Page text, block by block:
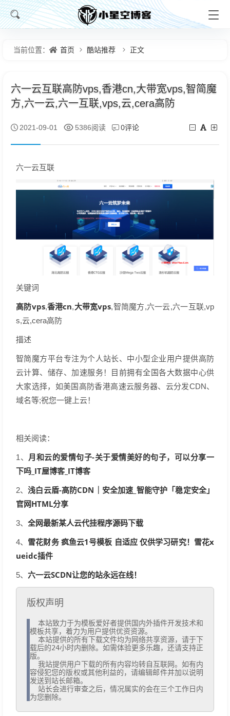
当前位置： 首页 酷站推荐 正文
六一云互联高防vps,香港cn,大带宽vps,智简魔
方,六一云,六一互联,vps,云,cera高防
2021-09-01 5386阅读 0评论
六一云互联
关键词
高防vps,香港cn,大带宽vps,智简魔方,六一云,六一互联,vp
s,云,cera高防
描述
智简魔方平台专注为个人站长、中小型企业用户提供高防
云计算、储存、加速服务！目前拥有全国各大数据中心供
大家选择，如美国高防香港高速云服务器、云分发CDN、
域名等;祝您一键上云！
相关阅读：
1、 月和云的爱情句子-关于爱情美好的句子，可以分享一
下吗_IT屋博客_IT博客
2、浅白云盾-高防CDN｜安全加速_智能守护「稳定安全」
官网HTML分享
3、 全网最新某人云代挂程序源码下载
4、 雪花财务 疯鱼云1号模板 自适应 仅供学习研究！雪花x
ueidc插件
5、 六一云SCDN让您的站永远在线！
版权声明
模板共享，着力为用户提供优资资源。
载后的24小时内删除。如需体验更多乐趣，还请支持正
版。
容侵犯您的版权或其他利益的，请编辑邮件并加以说明
发送到站长邮箱。
为您删除。